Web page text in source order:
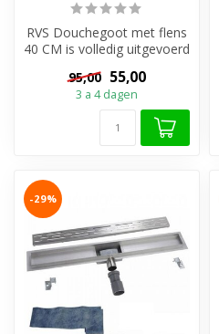
RVS Douchegoot met flens
40 CM is volledig uitgevoerd
95,00 55,00
3 a 4 dagen
-29%